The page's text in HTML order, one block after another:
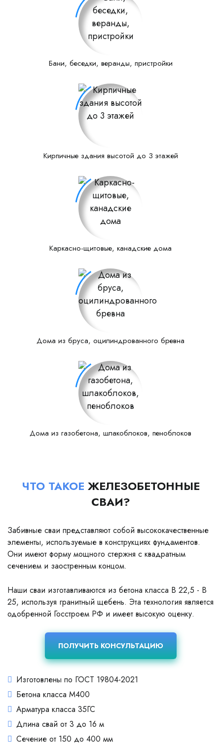
Бани, беседки, веранды, пристройки
Кирпичные здания высотой до 3 этажей
Каркасно-щитовые, канадские дома
Дома из бруса, оцилиндрованного бревна
Дома из газобетона, шлакоблоков, пеноблоков
ЧТО ТАКОЕ ЖЕЛЕЗОБЕТОННЫЕ
СВАИ?
Забивные сваи представляют собой высококачественные
элементы, используемые в конструкциях фундаментов.
Они имеют форму мощного стержня с квадратным
сечением и заостренным концом.
Наши сваи изготавливаются из бетона класса В 22,5 - В
25, используя гранитный щебень. Эта технология является
одобренной Госстроем РФ и имеет высокую оценку.
ПОЛУЧИТЬ КОНСУЛЬТАЦИЮ
Изготовлены по ГОСТ 19804-2021
Бетона класса М400
Арматура класса 35ГС
Длина свай от 3 до 16 м
Сечение от 150 до 400 мм